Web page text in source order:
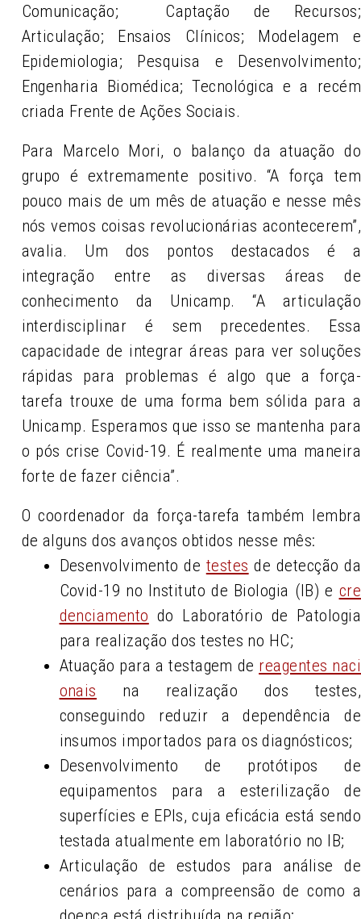
Comunicação; Captação de Recursos;
Articulação; Ensaios Clínicos; Modelagem e
Epidemiologia; Pesquisa e Desenvolvimento;
Engenharia Biomédica; Tecnológica e a recém
criada Frente de Ações Sociais.
Para Marcelo Mori, o balanço da atuação do
grupo é extremamente positivo. “A força tem
pouco mais de um mês de atuação e nesse mês
nós vemos coisas revolucionárias acontecerem”,
avalia. Um dos pontos destacados é a
integração entre as diversas áreas de
conhecimento da Unicamp. “A articulação
interdisciplinar é sem precedentes. Essa
capacidade de integrar áreas para ver soluções
rápidas para problemas é algo que a força-
tarefa trouxe de uma forma bem sólida para a
Unicamp. Esperamos que isso se mantenha para
o pós crise Covid-19. É realmente uma maneira
forte de fazer ciência”.
O coordenador da força-tarefa também lembra
de alguns dos avanços obtidos nesse mês:
Desenvolvimento de testes de detecção da
Covid-19 no Instituto de Biologia (IB) e cre
denciamento do Laboratório de Patologia
para realização dos testes no HC;
Atuação para a testagem de reagentes naci
onais na realização dos testes,
conseguindo reduzir a dependência de
insumos importados para os diagnósticos;
Desenvolvimento de protótipos de
equipamentos para a esterilização de
superfícies e EPIs, cuja eficácia está sendo
testada atualmente em laboratório no IB;
Articulação de estudos para análise de
cenários para a compreensão de como a